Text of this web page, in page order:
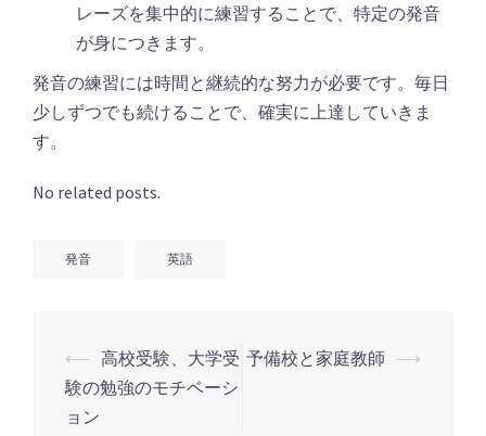
レーズを集中的に練習することで、特定の発音
が身につきます。
発音の練習には時間と継続的な努力が必要です。毎日
少しずつでも続けることで、確実に上達していきま
す。
No related posts.
発音 英語
投
稿
ナ
⟵ 高校受験、大学受
験の勉強のモチベーシ
ョン
予備校と家庭教師 ⟶